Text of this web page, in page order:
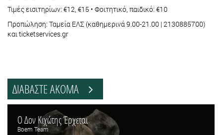
Τιμές εισιτηρίων: €12, €15 • Φοιτητικό, παιδικό: €10
Προπώληση: Ταμεία ΕΛΣ (καθημερινά 9.00-21.00 | 2130885700)
και ticketservices.gr
ΔΙΑΒΑΣΤΕ ΑΚΟΜΑ
Ο Δον Κιχώτης Έρχεται
Boem Team